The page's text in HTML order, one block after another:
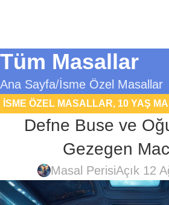
Tüm Masallar
Ana Sayfa İsme Özel Masallar
İSME ÖZEL MASALLAR, 10 YAŞ
MASALLARI,7 YAŞ MASALLARI,8
9 YAŞ MASALLARI OKU
BILIM
EĞITICI MASALLAR ,
MASALLARI
Defne Buse ve
Gezegen
Masal PerisiAçık 12